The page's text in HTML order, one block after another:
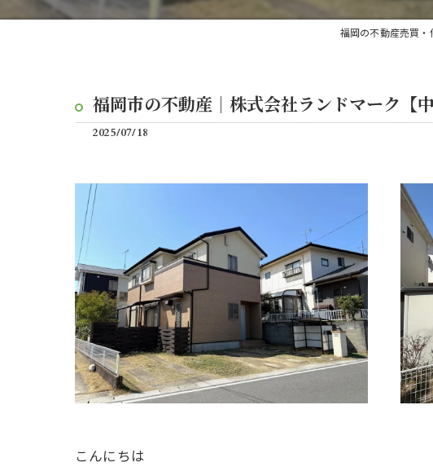
福岡の不動産売買
福岡市の不動産｜株式会社ランドマーク【
2025/07/18
こんにちは